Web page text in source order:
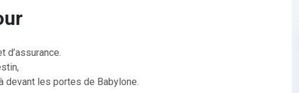
d’assurance.
devant les portes de Babylone.